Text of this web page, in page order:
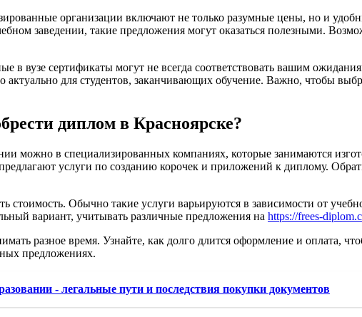
организации включают не только разумные цены, но и
заведении, такие предложения могут оказаться полезными.
в вузе сертификаты могут не всегда соответствовать вашим
актуально для студентов, заканчивающих обучение. Важно, чтобы
диплом в Красноярске?
можно в специализированных компаниях, которые занимаются
услуги по созданию корочек и приложений к диплому.
Обычно такие услуги варьируются в зависимости от
вариант, учитывать различные предложения на https://frees-
разное время. Узнайте, как долго длится оформление и оплата,
предложениях.
- легальные пути и последствия покупки документов